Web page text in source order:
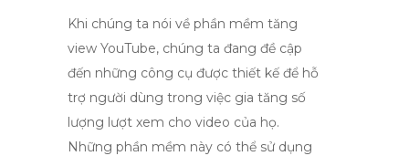
Khi chúng ta nói về phần mềm tăng
view YouTube, chúng ta đang đề cập
đến những công cụ được thiết kế để hỗ
trợ người dùng trong việc gia tăng số
lượng lượt xem cho video của họ.
Những phần mềm này có thể sử dụng